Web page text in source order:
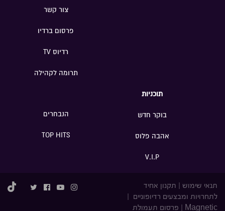
צור קשר
פרסום ברדיו
רדיוס TV
תרומה לקהילה
תוכניות
בוקר חדש
אהבה פלוס
V.I.P
הנבחרים
TOP HITS
תנאי שימוש
תקנון אחיד
לתחרויות ומבצעים רדיופוניים
Magnetic
פרסום תעמולת